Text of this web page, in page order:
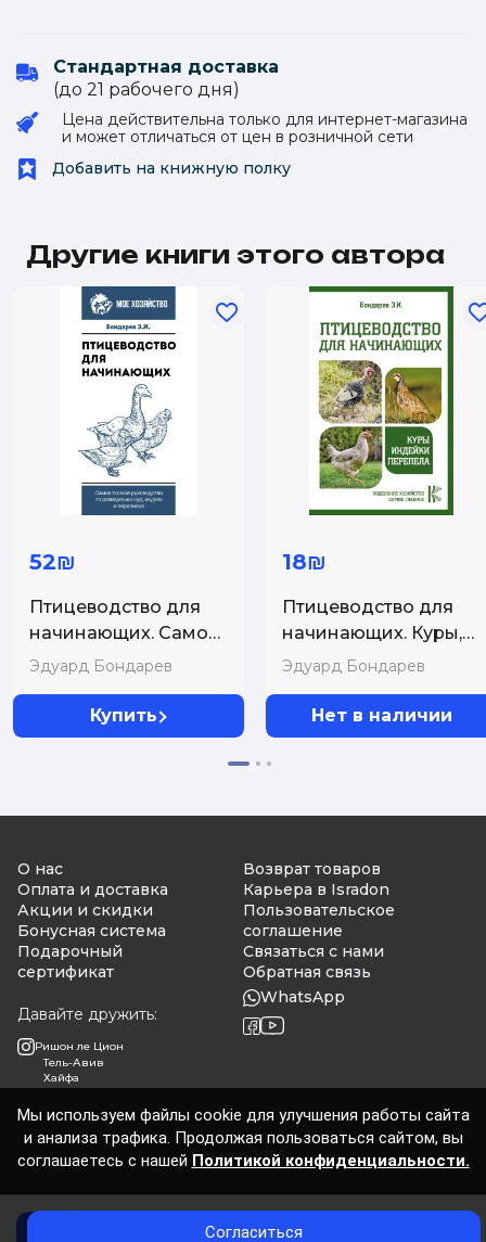
Добавить в корзину
Стандартная доставка
(до 21 рабочего дня)
Цена действительна только для интернет-магазина
и может отличаться от цен в розничной сети
Добавить на книжную полку
Другие книги этого автора
52₪
Птицеводство для
начинающих. Самое
полное руководство
индеек и перепелов
Эдуард Бондарев
Купить
18₪
Птицеводство для
начинающих. Куры,
индейки, перепела
Эдуард Бондарев
Нет в наличии
О нас
Оплата и доставка
Акции и скидки
Бонусная система
Подарочный
сертификат
Давайте дружить:
Ришон ле Цион
Тель-Авив
Хайфа
Возврат товаров
Карьера в Isradon
Пользовательское
соглашение
Связаться с нами
Обратная связь
WhatsApp
Isradon 2026
Мы используем файлы cookie для улучшения работы сайта
и анализа трафика. Продолжая пользоваться сайтом, вы
соглашаетесь с нашей Политикой конфиденциальности.
Согласиться